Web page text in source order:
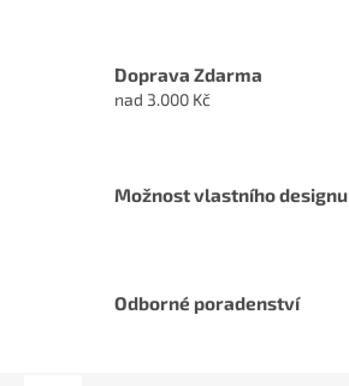
Doprava Zdarma
nad 3.000 Kč
Možnost vlastního designu
Odborné poradenství